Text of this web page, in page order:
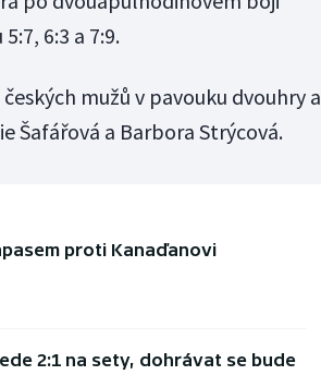
6:3 a 7:9.
mužů v pavouku dvouhry a
Šafářová a Barbora Strýcová.
proti Kanaďanovi
2:1 na sety, dohrávat se bude